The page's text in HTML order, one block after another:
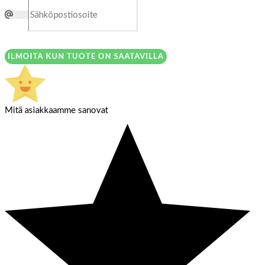
ILMOITA KUN TUOTE ON SAATAVILLA
Mitä asiakkaamme sanovat